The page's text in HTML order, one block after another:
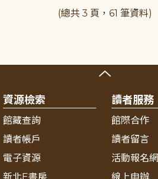
(總共 3 頁，61 筆資料)
資源檢索
館藏查詢
讀者帳戶
電子資源
讀者服務
館際合作
讀者留言
活動報名網